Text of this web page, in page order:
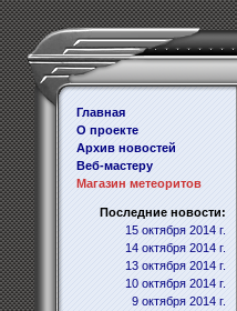
Главная
О проекте
Архив новостей
Веб-мастеру
Магазин метеоритов
Последние новости:
15 октября 2014 г.
14 октября 2014 г.
13 октября 2014 г.
10 октября 2014 г.
9 октября 2014 г.